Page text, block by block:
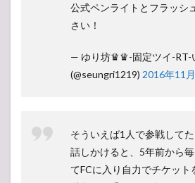
公式ペンライトとフラッシ
さい！
— ゆり坊♛︎♛︎-固定ツイ-RT-
(@seungri1219) 2016年11
そういえば1人で参戦して
話しかけると、5年前から
てFCに入り自力でチケット